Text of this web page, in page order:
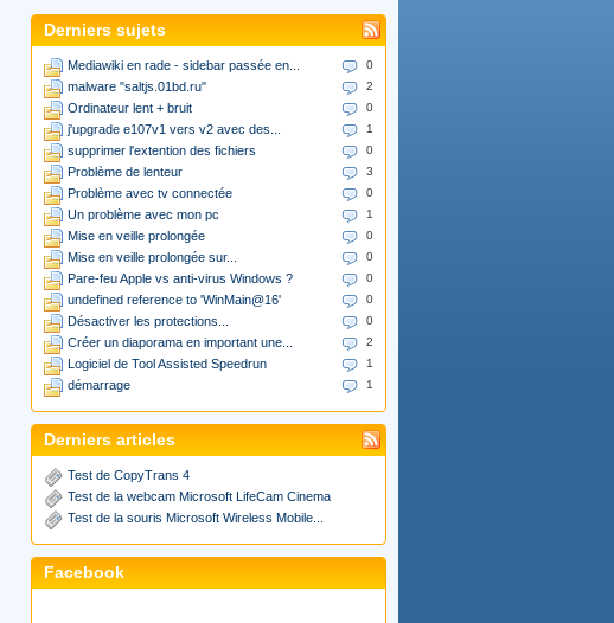
Derniers sujets
0
Mediawiki en rade - sidebar passée en...
2
malware "saltjs.01bd.ru"
0
Ordinateur lent + bruit
1
j'upgrade e107v1 vers v2 avec des...
0
supprimer l'extention des fichiers
3
Problème de lenteur
0
Problème avec tv connectée
1
Un problème avec mon pc
0
Mise en veille prolongée
0
Mise en veille prolongée sur...
0
Pare-feu Apple vs anti-virus Windows ?
0
undefined reference to 'WinMain@16'
0
Désactiver les protections...
2
Créer un diaporama en important une...
1
Logiciel de Tool Assisted Speedrun
1
démarrage
Derniers articles
Test de CopyTrans 4
Test de la webcam Microsoft LifeCam Cinema
Test de la souris Microsoft Wireless Mobile...
Facebook